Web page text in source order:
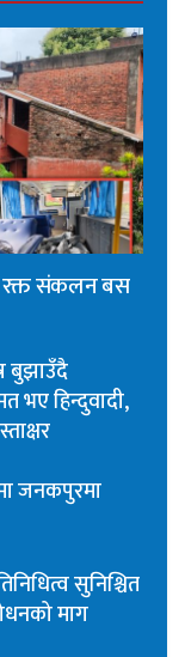
रक्त संकलन बस
बुझाउँदै
भए हिन्दुवादी,
जनकपुरमा
सुनिश्चित
माग